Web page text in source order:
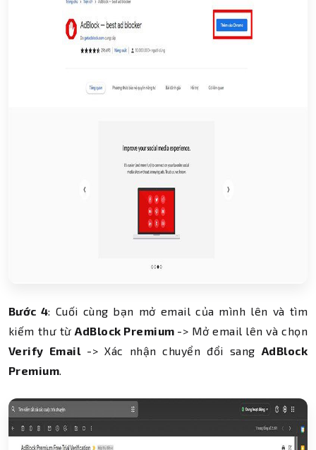
Bước 4: Cuối cùng bạn mở email của mình lên và tìm
kiếm thư từAdBlock Premium -> Mở email lên và chọn
Verify Email-> Xác nhận chuyển đổi sang AdBlock
Premium.